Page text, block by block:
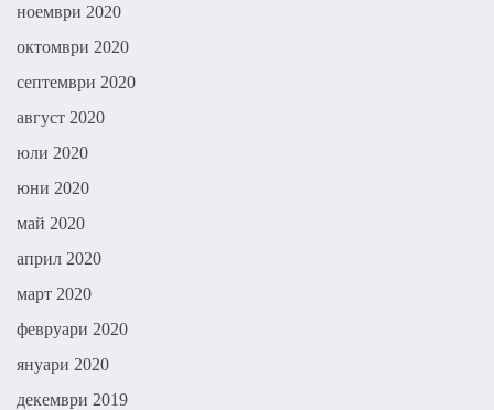
ноември 2020
октомври 2020
септември 2020
август 2020
юли 2020
юни 2020
май 2020
април 2020
март 2020
февруари 2020
януари 2020
декември 2019